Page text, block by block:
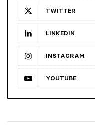
TWITTER
LINKEDIN
INSTAGRAM
YOUTUBE